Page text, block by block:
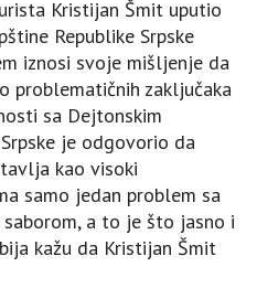
Kristijan Šmit uputio
Republike Srpske
iznosi svoje mišljenje da
problematičnih zaključaka
sa Dejtonskim
je odgovorio da
kao visoki
samo jedan problem sa
a to je što jasno i
kažu da Kristijan Šmit